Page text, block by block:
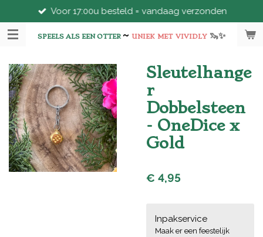
direct
naar
hoofdinhoud
SPEELS ALS EEN OTTER~ UNIEK MET VIVIDLY 🦦✨
Voor 17:00u besteld = vandaag verzonden
Sleutelhange
r
Dobbelsteen
- OneDice x
Gold
€ 4,95
Inpakservice
Maak er een feestelijk